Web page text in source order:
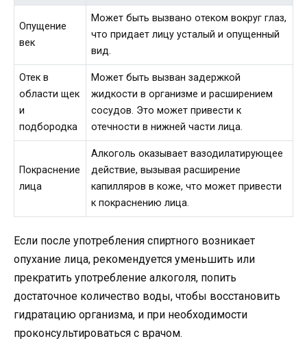
Опущение
век
Может быть вызвано отеком вокруг глаз,
что придает лицу усталый и опущенный
вид.
Отек в
области щек
и
подбородка
Может быть вызван задержкой
жидкости в организме и расширением
сосудов. Это может привести к
отечности в нижней части лица.
Покраснение
лица
Алкоголь оказывает вазодилатирующее
действие, вызывая расширение
капилляров в коже, что может привести
к покраснению лица.
Если после употребления спиртного возникает
опухание лица, рекомендуется уменьшить или
прекратить употребление алкоголя, попить
достаточное количество воды, чтобы восстановить
гидратацию организма, и при необходимости
проконсультироваться с врачом.